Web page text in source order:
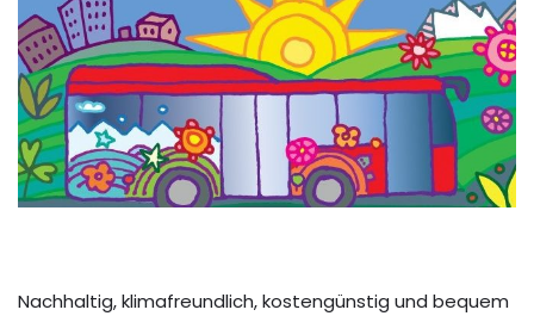
Nachhaltig, klimafreundlich, kostengünstig und bequem